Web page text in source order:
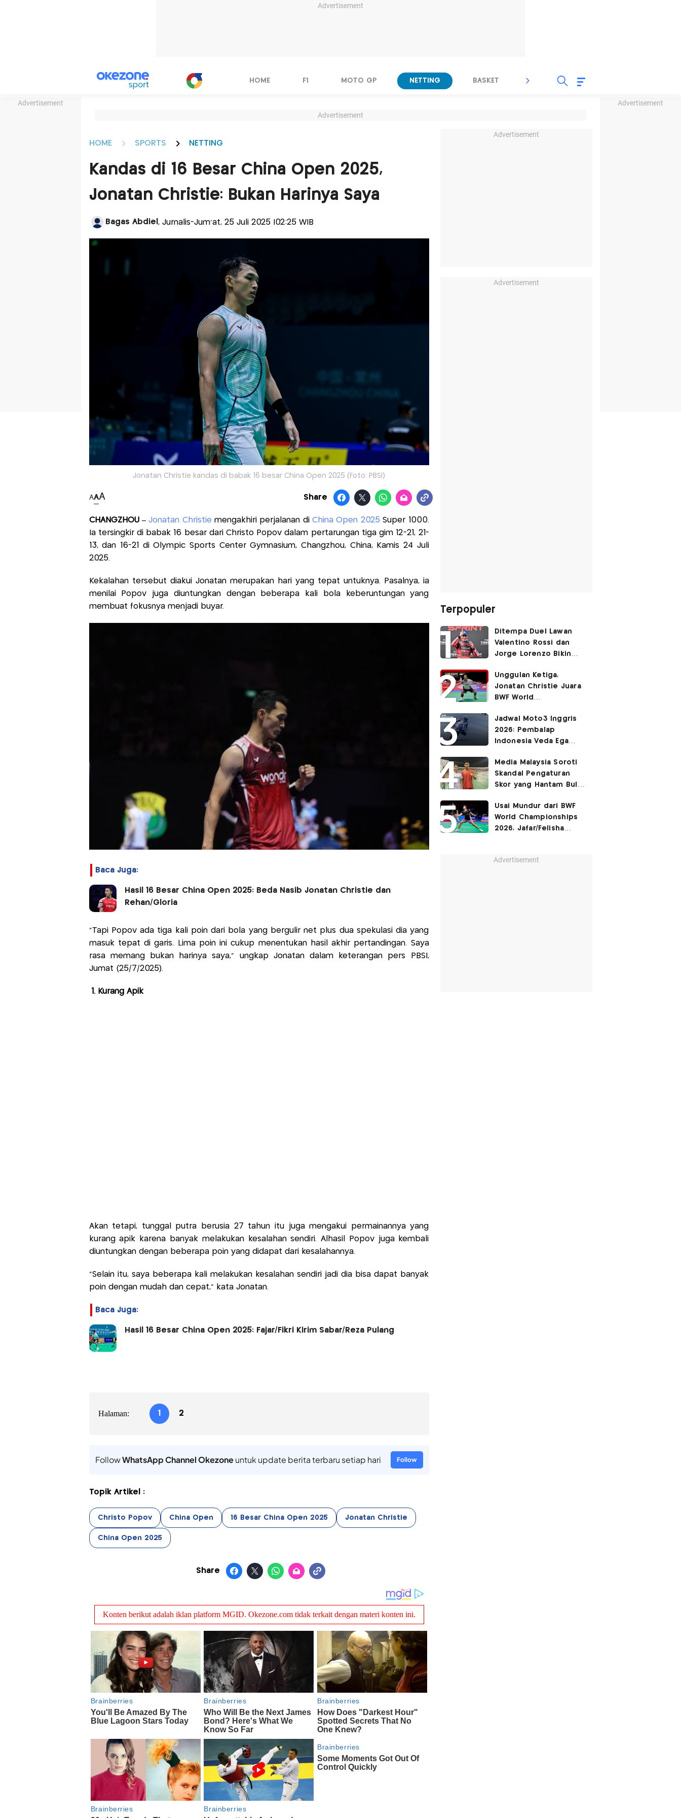
Advertisement
Advertisement Advertisement
HOME F1 MOTO GP NETTING BASKET SPORT LAIN
Advertisement
HOME SPORTS NETTING
Kandas di 16 Besar China Open 2025,
Jonatan Christie: Bukan Harinya Saya
Bagas Abdiel , Jurnalis-Jum'at, 25 Juli 2025 |02:25 WIB
Jonatan Christie kandas di babak 16 besar China Open 2025 (Foto: PBSI)
AAA Share
CHANGZHOU – Jonatan Christie mengakhiri perjalanan diChina Open 2025 Super 1000.
Ia tersingkir di babak 16 besar dari Christo Popov dalam pertarungan tiga gim 12-21, 21-
13, dan 16-21 di Olympic Sports Center Gymnasium, Changzhou, China, Kamis 24 Juli
2025.
Kekalahan tersebut diakui Jonatan merupakan hari yang tepat untuknya. Pasalnya, ia
menilai Popov juga diuntungkan dengan beberapa kali bola keberuntungan yang
membuat fokusnya menjadi buyar.
Baca Juga:
Hasil 16 Besar China Open 2025: Beda Nasib Jonatan Christie dan
Rehan/Gloria
"Tapi Popov ada tiga kali poin dari bola yang bergulir net plus dua spekulasi dia yang
masuk tepat di garis. Lima poin ini cukup menentukan hasil akhir pertandingan. Saya
rasa memang bukan harinya saya," ungkap Jonatan dalam keterangan pers PBSI,
Jumat (25/7/2025).
1. Kurang Apik
Akan tetapi, tunggal putra berusia 27 tahun itu juga mengakui permainannya yang
kurang apik karena banyak melakukan kesalahan sendiri. Alhasil Popov juga kembali
diuntungkan dengan beberapa poin yang didapat dari kesalahannya.
"Selain itu, saya beberapa kali melakukan kesalahan sendiri jadi dia bisa dapat banyak
poin dengan mudah dan cepat," kata Jonatan.
Baca Juga:
Hasil 16 Besar China Open 2025: Fajar/Fikri Kirim Sabar/Reza Pulang
Halaman: 1 2
FollowWhatsApp Channel Okezoneuntuk update berita terbaru setiap hari Follow
Topik Artikel :
Christo Popov China Open 16 Besar China Open 2025 Jonatan Christie
China Open 2025
Share
Advertisement
Advertisement
Terpopuler
Ditempa Duel Lawan
Valentino Rossi dan
Jorge Lorenzo Bikin
Dikalahkan
Unggulan Ketiga,
Jonatan Christie Juara
BWF World
Jadwal Moto3 Inggris
2026: Pembalap
Indonesia Veda Ega
Media Malaysia Soroti
Skandal Pengaturan
Skor yang Hantam Bulu
Libatkan Jafar/Felisha!
Usai Mundur dari BWF
World Championships
2026, Jafar/Felisha
Games 2026
Advertisement